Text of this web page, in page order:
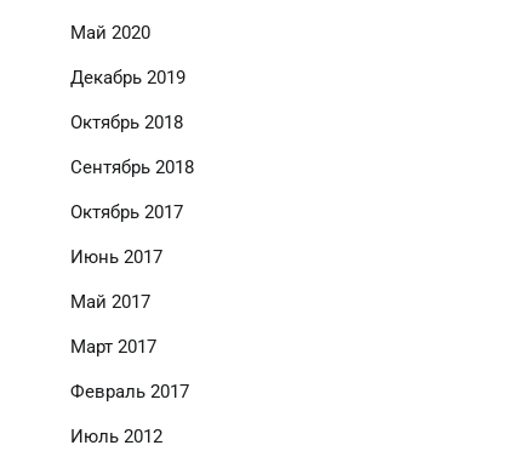
Май 2020
Декабрь 2019
Октябрь 2018
Сентябрь 2018
Октябрь 2017
Июнь 2017
Май 2017
Март 2017
Февраль 2017
Июль 2012